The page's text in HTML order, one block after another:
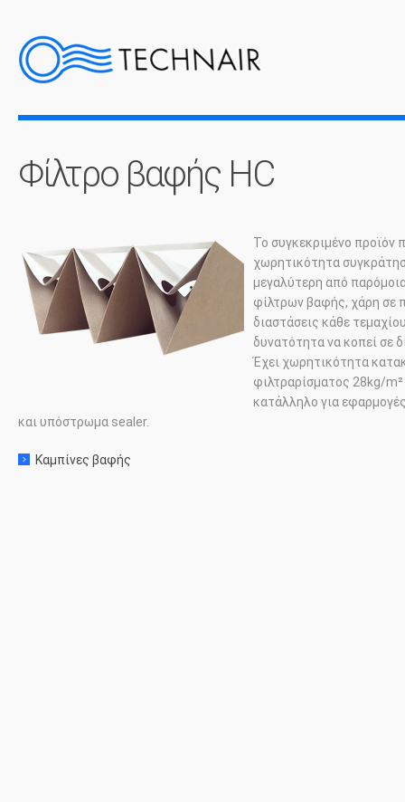
Φίλτρο βαφής HC
Το συγκεκριμένο προϊόν
χωρητικότητα
μεγαλύτερη από
φίλτρων βαφής, χάρη σε
διαστάσεις κάθε
δυνατότητα να κοπεί σε
Έχει χωρητικότητα
φιλτραρίσματος 28kg/m
κατάλληλο για
και υπόστρωμα sealer.
Καμπίνες βαφής